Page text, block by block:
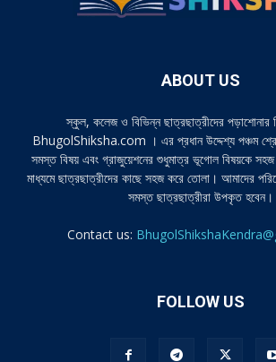
ABOUT US
স্কুল, কলেজ ও বিভিন্ন ছাত্রছাত্রীদের পড়াশোনার
BhugolShiksha.com । এর প্রধান উদ্দেশ্য পঞ্চম
সমস্ত বিষয় এবং গ্রাজুয়েশনের শুধুমাত্র ভূগোল বিষয়কে সহজ
মাধ্যমে ছাত্রছাত্রীদের কাছে সহজ করে তোলা। আমাদের
সমস্ত ছাত্রছাত্রীরা উপকৃত হবেন।
Contact us:
FOLLOW US